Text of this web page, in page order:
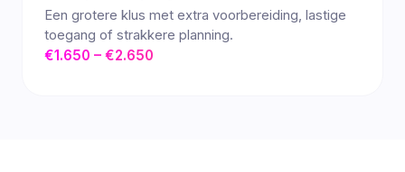
Een grotere klus met extra voorbereiding, lastige
toegang of strakkere planning.
€1.650 – €2.650